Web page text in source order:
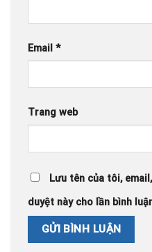
Email *
Trang web
Lưu tên của tôi,
duyệt này cho lần bình